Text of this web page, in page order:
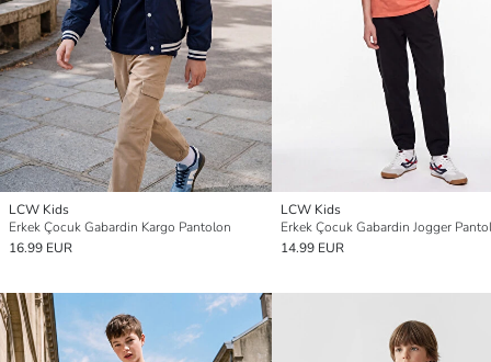
LCW Kids
Erkek Çocuk Gabardin Kargo Pantolon
16.99 EUR
LCW Kids
Erkek Çocuk Gabardin Jogger
14.99 EUR